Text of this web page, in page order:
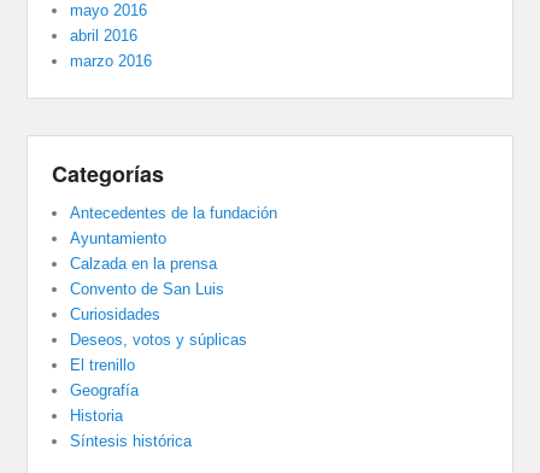
mayo 2016
abril 2016
marzo 2016
Categorías
Antecedentes de la fundación
Ayuntamiento
Calzada en la prensa
Convento de San Luis
Curiosidades
Deseos, votos y súplicas
El trenillo
Geografía
Historia
Síntesis histórica